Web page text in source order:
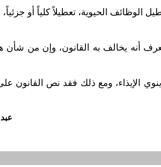
الوظائف الحيوية، تعطيلاً كلياً أو
أنه يخالف به القانون، وإن من شأن
ينوي الإيذاء، ومع ذلك فقد نص القانون على